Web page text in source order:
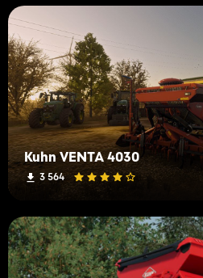
Kuhn VENTA 4030
3 564